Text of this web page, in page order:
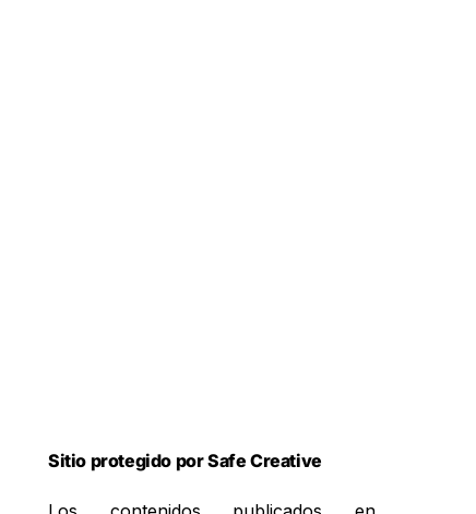
Sitio protegido por Safe Creative